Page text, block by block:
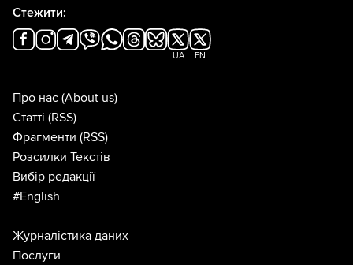
Стежити:
UA EN
Про нас (About us)
Статті (RSS)
Фрагменти (RSS)
Розсилки Текстів
Вибір редакції
#English
Журналістика даних
Послуги